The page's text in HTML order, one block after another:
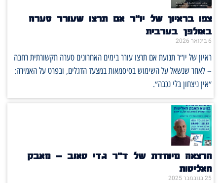
צפו בראיון של יו״ר אם תרצו שעורר סערה
באולפן בערבית
6 בינואר 2026
ראיון של יו״ר תנועת אם תרצו עורר בימים האחרונים סערה תקשורתית רחבה
– לאחר שנשאל על השימוש בסיסמאות במצעד הדגלים, ובפרט על האמירה:
״אין ניצחון בלי נכבה״.
הרצאה מיוחדת של ד"ר גדי טאוב – מאבק
האליטות
25 בנובמבר 2025